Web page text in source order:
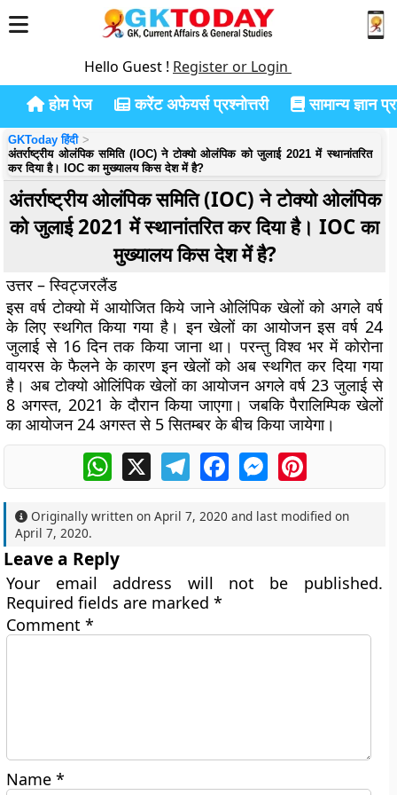
Hello Guest ! Register or Login
होम पेज करेंट अफेयर्स प्रश्नोत्तरी सामान्य ज्ञान
GKToday हिंदी
अंतर्राष्ट्रीय ओलंपिक समिति (IOC) ने टोक्यो ओलंपिक को जुलाई 2021 में स्थानांतरित
कर दिया है। IOC का मुख्यालय किस देश में है?
अंतर्राष्ट्रीय ओलंपिक समिति (IOC) ने टोक्यो ओलंपिक
को जुलाई 2021 में स्थानांतरित कर दिया है। IOC का
मुख्यालय किस देश में है?
उत्तर – स्विट्जरलैंड
इस वर्ष टोक्यो में आयोजित किये जाने ओलिंपिक खेलों को अगले वर्ष
के लिए स्थगित किया गया है। इन खेलों का आयोजन इस वर्ष 24
जुलाई से 16 दिन तक किया जाना था। परन्तु विश्व भर में कोरोना
वायरस के फैलने के कारण इन खेलों को अब स्थगित कर दिया गया
है। अब टोक्यो ओलिंपिक खेलों का आयोजन अगले वर्ष 23 जुलाई से
8 अगस्त, 2021 के दौरान किया जाएगा। जबकि पैरालिम्पिक खेलों
का आयोजन 24 अगस्त से 5 सितम्बर के बीच किया जायेगा।
WhatsApp
X TelegramFacebookMessengerPinterest
Originally written onApril 7, 2020 and last modified on
April 7, 2020.
Leave a Reply
Your email address will not be published.
Required fields are marked*
Comment*
Name*